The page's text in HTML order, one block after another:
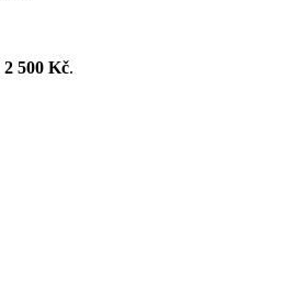
2 500 Kč.